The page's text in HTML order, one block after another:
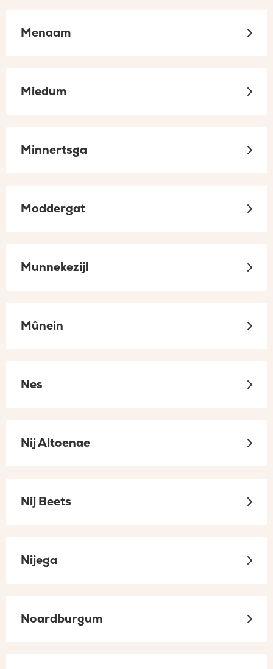
Menaam
Miedum
Minnertsga
Moddergat
Munnekezijl
Mûnein
Nes
Nij Altoenae
Nij Beets
Nijega
Noardburgum